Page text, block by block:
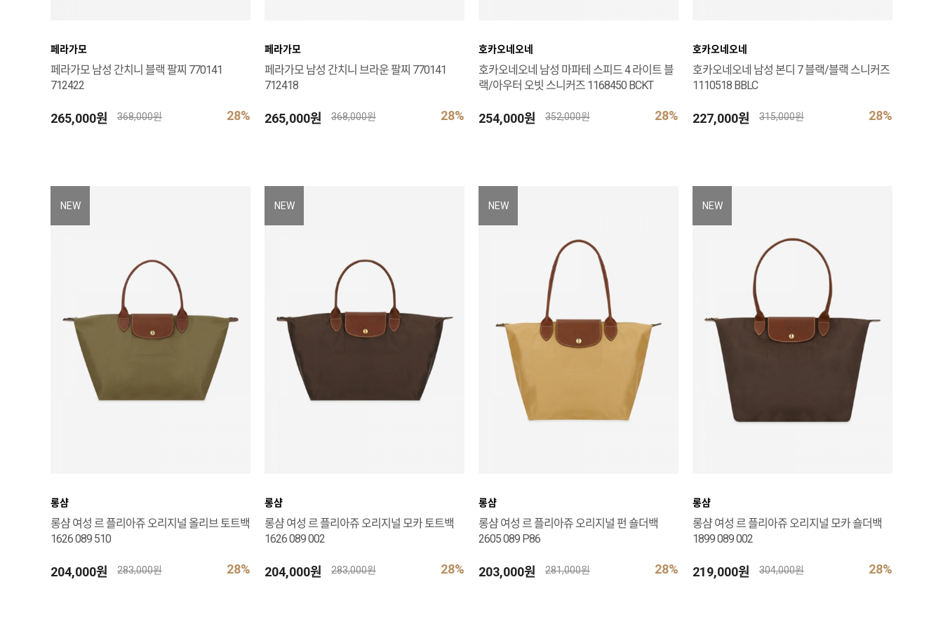
페라가모
페라가모 남성 간치니 블랙 팔찌 770141
712422
265,000원 28%
368,000원
페라가모
페라가모 남성 간치니 브라운 팔찌 770141
712418
265,000원 28%
368,000원
호카오네오네
호카오네오네 남성 마파테 스피드 4 라이트 블
랙/아우터 오빗 스니커즈 1168450 BCKT
254,000원 28%
352,000원
호카오네오네
호카오네오네 남성 본디 7 블랙/블랙 스니커즈
1110518 BBLC
227,000원 28%
315,000원
NEW
롱샴
롱샴 여성 르 플리아쥬 오리지널 올리브 토트백
1626 089 510
204,000원 28%
283,000원
NEW
롱샴
롱샴 여성 르 플리아쥬 오리지널 모카 토트백
1626 089 002
204,000원 28%
283,000원
NEW
롱샴
롱샴 여성 르 플리아쥬 오리지널 펀 숄더백
2605 089 P86
203,000원 28%
281,000원
NEW
롱샴
롱샴 여성 르 플리아쥬 오리지널 모카 숄더백
1899 089 002
219,000원 28%
304,000원